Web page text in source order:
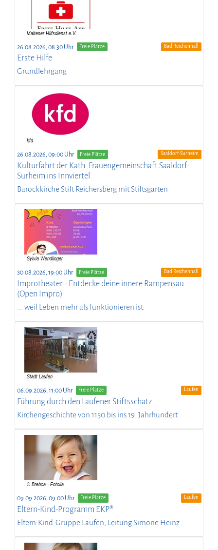
26.08.2026, 08:30 Uhr Freie Plätze Bad Reichenhall
Erste Hilfe
Grundlehrgang
26.08.2026, 09:00 Uhr Freie Plätze Saaldorf-Surheim
Kulturfahrt der Kath. Frauengemeinschaft Saaldorf-
Surheim ins Innviertel
Barockkirche Stift Reichersberg mit Stiftsgarten
30.08.2026, 19:00 Uhr Freie Plätze Bad Reichenhall
Improtheater - Entdecke deine innere Rampensau
(Open Impro)
... weil Leben mehr als funktionieren ist.
06.09.2026, 11:00 Uhr Freie Plätze Laufen
Führung durch den Laufener Stiftsschatz
Kirchengeschichte von 1150 bis ins 19. Jahrhundert
09.09.2026, 09:00 Uhr Freie Plätze Laufen
Eltern-Kind-Programm EKP®
Eltern-Kind-Gruppe Laufen, Leitung Simone Heinz